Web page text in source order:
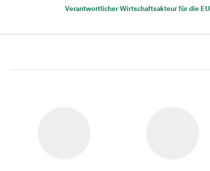
Verantwortlicher Wirtschaftsakteur für die EU